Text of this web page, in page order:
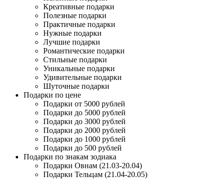
Креативные подарки
Полезные подарки
Практичные подарки
Нужные подарки
Лучшие подарки
Романтические подарки
Стильные подарки
Уникальные подарки
Удивительные подарки
Шуточные подарки
Подарки по цене
Подарки от 5000 рублей
Подарки до 5000 рублей
Подарки до 3000 рублей
Подарки до 2000 рублей
Подарки до 1000 рублей
Подарки до 500 рублей
Подарки по знакам зодиака
Подарки Овнам (21.03-20.04)
Подарки Тельцам (21.04-20.05)